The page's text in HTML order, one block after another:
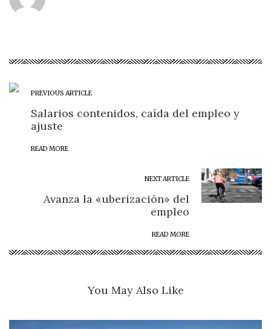
PREVIOUS ARTICLE
Salarios contenidos, caída del empleo y
ajuste
READ MORE
NEXT ARTICLE
Avanza la «uberización» del
empleo
READ MORE
You May Also Like